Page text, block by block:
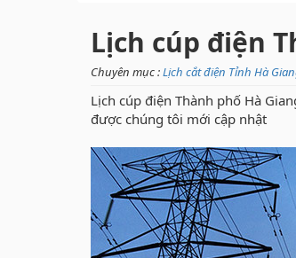
Lịch cúp điện
Chuyên mục :Lịch cắt điện Tỉnh Hà
Lịch cúp điện Thành phố Hà
được chúng tôi mới cập nhật